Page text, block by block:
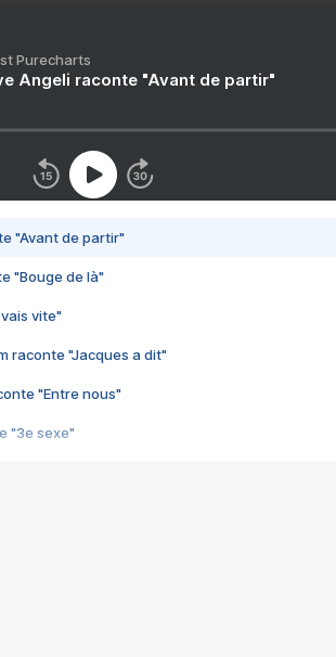
Purecharts
Angeli raconte "Avant de partir"
"Avant de partir"
"Bouge de là"
vite"
raconte "Jacques a dit"
"Entre nous"
"3e sexe"